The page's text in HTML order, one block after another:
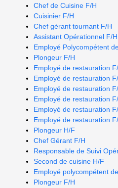
Chef de Cuisine F/H
Cuisinier F/H
Chef gérant tournant F/H
Assistant Opérationnel F/H
Employé Polycompétent
Plongeur F/H
Employé de restauration
Employé de restauration
Employé de restauration
Employé de restauration
Employé de restauration
Employé de restauration
Plongeur H/F
Chef Gérant F/H
Responsable de Suivi
Second de cuisine H/F
Employé polycompétent
Plongeur F/H